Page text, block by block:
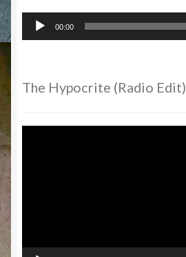
Audio-
Player
00:00
The Hypocrite (Radio Edit)